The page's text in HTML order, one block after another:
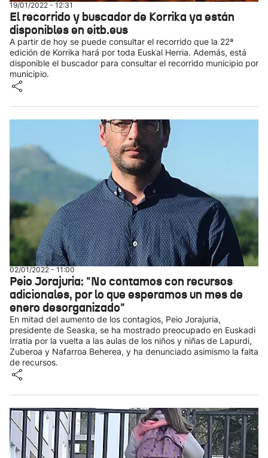
19/01/2022 - 12:31
El recorrido y buscador de Korrika ya están
disponibles en eitb.eus
A partir de hoy se puede consultar el recorrido que la 22ª
edición de Korrika hará por toda Euskal Herria. Además, está
disponible el buscador para consultar el recorrido municipio por
municipio.
02/01/2022 - 11:00
Peio Jorajuria: "No contamos con recursos
adicionales, por lo que esperamos un mes de
enero desorganizado"
En mitad del aumento de los contagios, Peio Jorajuria,
presidente de Seaska, se ha mostrado preocupado en Euskadi
Irratia por la vuelta a las aulas de los niños y niñas de Lapurdi,
Zuberoa y Nafarroa Beherea, y ha denunciado asimismo la falta
de recursos.